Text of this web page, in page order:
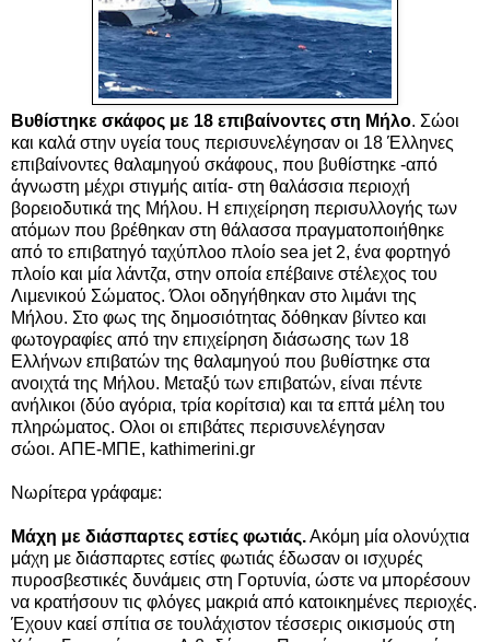
Βυθίστηκε σκάφος με 18 επιβαίνοντες στη Μήλο. Σώοι
και καλά στην υγεία τους περισυνελέγησαν οι 18 Έλληνες
επιβαίνοντες θαλαμηγού σκάφους, που βυθίστηκε -από
άγνωστη μέχρι στιγμής αιτία- στη θαλάσσια περιοχή
βορειοδυτικά της Μήλου. H επιχείρηση περισυλλογής των
ατόμων που βρέθηκαν στη θάλασσα πραγματοποιήθηκε
από το επιβατηγό ταχύπλοο πλοίο sea jet 2, ένα φορτηγό
πλοίο και μία λάντζα, στην οποία επέβαινε στέλεχος του
Λιμενικού Σώματος. Όλοι οδηγήθηκαν στο λιμάνι της
Μήλου. Στο φως της δημοσιότητας δόθηκαν βίντεο και
φωτογραφίες από την επιχείρηση διάσωσης των 18
Ελλήνων επιβατών της θαλαμηγού που βυθίστηκε στα
ανοιχτά της Μήλου. Μεταξύ των επιβατών, είναι πέντε
ανήλικοι (δύο αγόρια, τρία κορίτσια) και τα επτά μέλη του
πληρώματος. Ολοι οι επιβάτες περισυνελέγησαν
σώοι. ΑΠΕ-ΜΠΕ, kathimerini.gr
Νωρίτερα γράφαμε:
Μάχη με διάσπαρτες εστίες φωτιάς.Ακόμη μία ολονύχτια
μάχη με διάσπαρτες εστίες φωτιάς έδωσαν οι ισχυρές
πυροσβεστικές δυνάμεις στη Γορτυνία, ώστε να μπορέσουν
να κρατήσουν τις φλόγες μακριά από κατοικημένες περιοχές.
Έχουν καεί σπίτια σε τουλάχιστον τέσσερις οικισμούς στη